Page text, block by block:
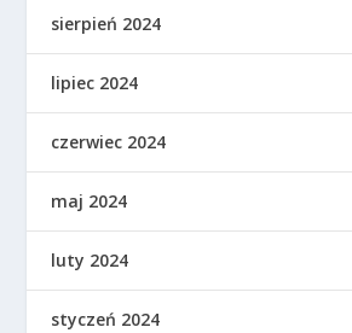
sierpień 2024
lipiec 2024
czerwiec 2024
maj 2024
luty 2024
styczeń 2024